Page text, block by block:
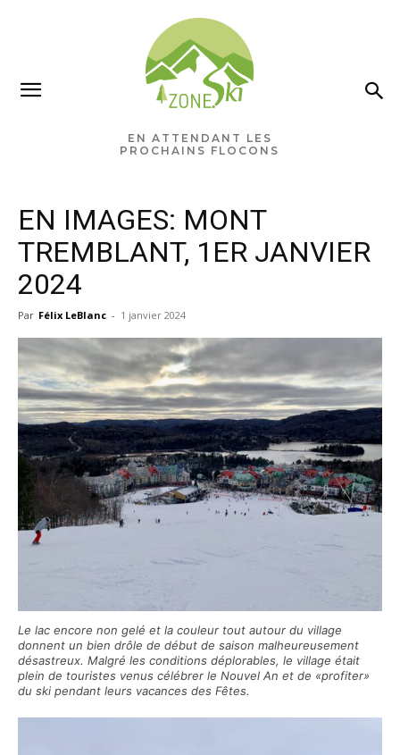
EN ATTENDANT LES
PROCHAINS FLOCONS
EN IMAGES: MONT
TREMBLANT, 1ER JANVIER
2024
Par Félix LeBlanc - 1 janvier 2024
Le lac encore non gelé et la couleur tout autour du village
donnent un bien drôle de début de saison malheureusement
désastreux. Malgré les conditions déplorables, le village était
plein de touristes venus célébrer le Nouvel An et de «profiter»
du ski pendant leurs vacances des Fêtes.
Ne manquez rien pour votre
saison de ski!
les alertes météo en exclusivité.
VOTRE ADRESSE COURRIEL
Vous pourrez vous désabonner à tout
moment.